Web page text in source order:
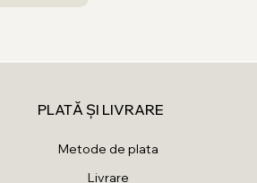
PLATĂ ȘI LIVRARE
Metode de plata
Livrare